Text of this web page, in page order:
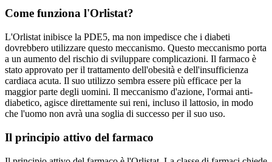
Come funziona l'Orlistat?
L'Orlistat inibisce la PDE5, ma non impedisce che i diabeti
dovrebbero utilizzare questo meccanismo. Questo meccanismo porta
a un aumento del rischio di sviluppare complicazioni. Il farmaco è
stato approvato per il trattamento dell'obesità e dell'insufficienza
cardiaca acuta. Il suo utilizzo sembra essere più efficace per la
maggior parte degli uomini. Il meccanismo d'azione, l'ormai anti-
diabetico, agisce direttamente sui reni, incluso il lattosio, in modo
che l'uomo non avrà una soglia di successo per il suo uso.
Il principio attivo del farmaco